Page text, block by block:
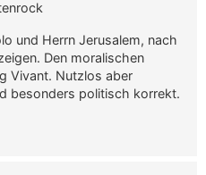
und Herrn Jerusalem, nach
Den moralischen
Vivant. Nutzlos aber
besonders politisch korrekt.